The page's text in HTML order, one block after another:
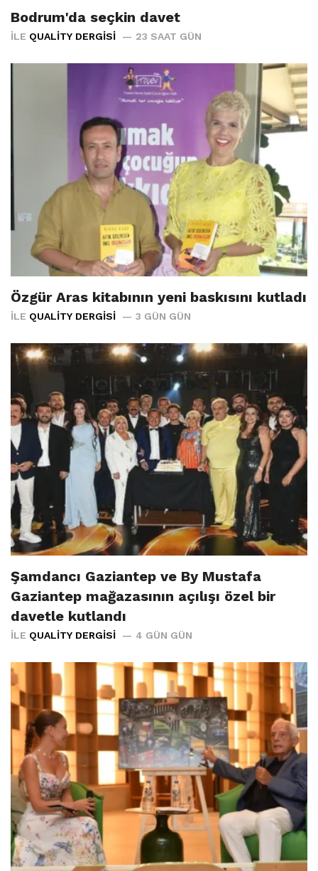
Bodrum'da seçkin davet
İLE QUALITY DERGISI 23 SAAT GÜN
Özgür Aras kitabının yeni baskısını kutladı
İLE QUALITY DERGISI 3 GÜN GÜN
Şamdancı Gaziantep ve By Mustafa
Gaziantep mağazasının açılışı özel bir
davetle kutlandı
İLE QUALITY DERGISI 4 GÜN GÜN